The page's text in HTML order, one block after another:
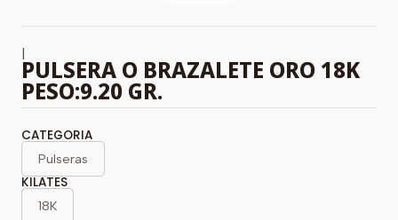
|
PULSERA O BRAZALETE ORO 18K
PESO:9.20 GR.
CATEGORIA
Pulseras
KILATES
18K